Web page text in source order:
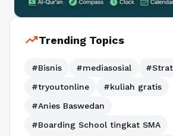
trending_upTrending Topics
#Bisnis #mediasosial
#tryoutonline
#kuliah gratis
#Anies Baswedan
#Boarding School tingkat SMA